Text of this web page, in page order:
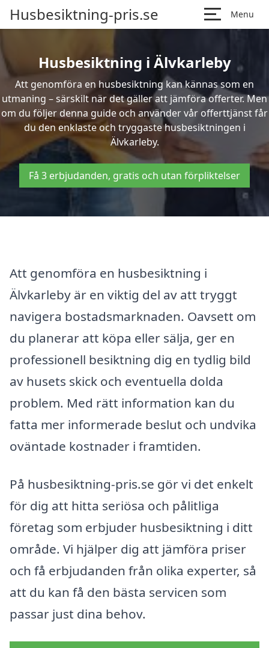
Husbesiktning-pris.se Menu
Husbesiktning i Älvkarleby
Att genomföra en husbesiktning kan kännas som en
utmaning – särskilt när det gäller att jämföra offerter. Men
om du följer denna guide och använder vår offerttjänst får
du den enklaste och tryggaste husbesiktningen i
Älvkarleby.
Få 3 erbjudanden, gratis och utan förpliktelser
Att genomföra en husbesiktning i
Älvkarleby är en viktig del av att tryggt
navigera bostadsmarknaden. Oavsett om
du planerar att köpa eller sälja, ger en
professionell besiktning dig en tydlig bild
av husets skick och eventuella dolda
problem. Med rätt information kan du
fatta mer informerade beslut och undvika
oväntade kostnader i framtiden.
På husbesiktning-pris.se gör vi det enkelt
för dig att hitta seriösa och pålitliga
företag som erbjuder husbesiktning i ditt
område. Vi hjälper dig att jämföra priser
och få erbjudanden från olika experter, så
att du kan få den bästa servicen som
passar just dina behov.